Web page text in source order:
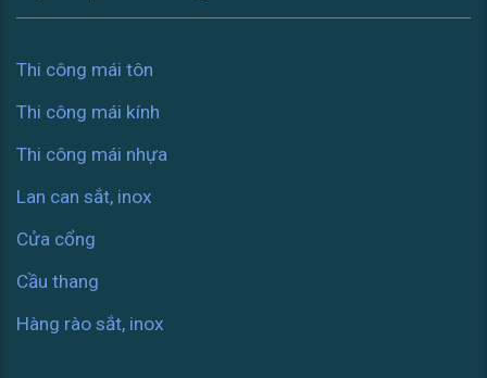
Thi công mái tôn
Thi công mái kính
Thi công mái nhựa
Lan can sắt, inox
Cửa cổng
Cầu thang
Hàng rào sắt, inox